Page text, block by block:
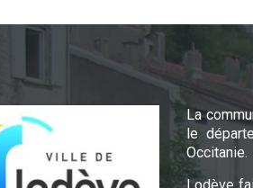
La
le
Occitanie.